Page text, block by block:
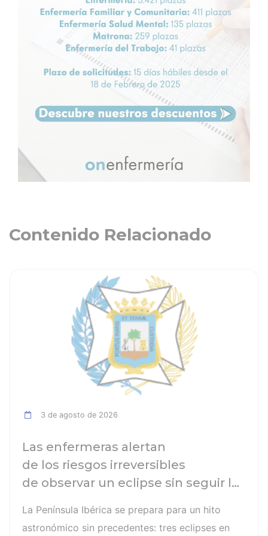
Contenido Relacionado
3 de agosto de 2026
Las enfermeras alertan
de los riesgos irreversibles
de observar un eclipse sin seguir las
solar es el mayor de los peligros
La Península Ibérica se prepara para un hito
astronómico sin precedentes: tres eclipses en